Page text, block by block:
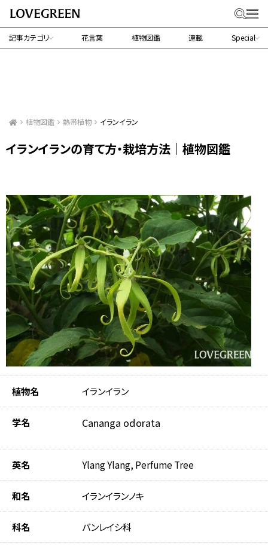
記事カテゴリ 花言葉 植物図鑑 連載 Special
植物図鑑 熱帯植物 イランイラン
イランイランの育て方・栽培方法｜植物図鑑
植物名 イランイラン
学名 Cananga odorata
英名 Ylang Ylang, Perfume Tree
和名 イランイランノキ
科名 バンレイシ科